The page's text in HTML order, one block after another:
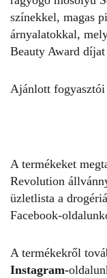
színekkel, magas
árnyalatokkal,
Beauty Award
Ajánlott
A termékeket
Revolution
üzletlista a
Facebook-
A termékekről
Instagram-